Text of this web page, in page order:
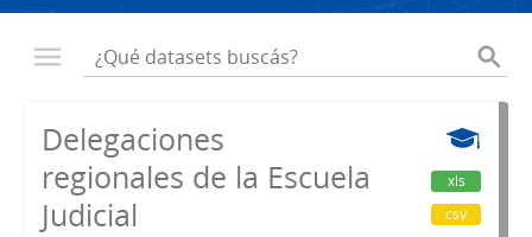
Delegaciones
regionales de la Escuela
Judicial
xls
csv